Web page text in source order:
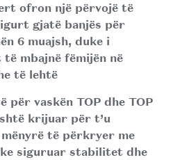
ofron një përvojë të
gjatë banjës për
6 muajsh, duke i
mbajnë fëmijën në
të lehtë
për vaskën TOP dhe TOP
krijuar për t’u
të përkryer me
siguruar stabilitet dhe